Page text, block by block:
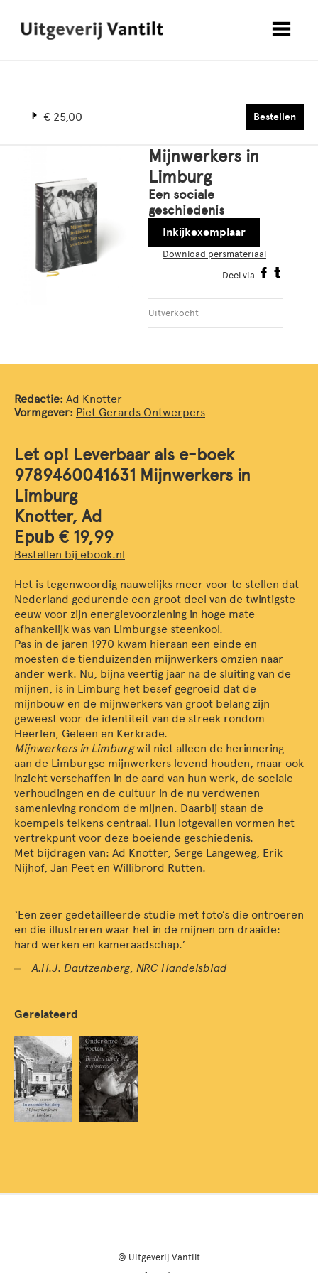
€ 25,00 Bestellen
Mijnwerkers in
Limburg
Een sociale
geschiedenis
Inkijkexemplaar
Download persmateriaal
Deel via
Uitverkocht
Redactie: Ad Knotter
Vormgever: Piet Gerards Ontwerpers
Let op! Leverbaar als e-boek
9789460041631 Mijnwerkers in
Limburg
Knotter, Ad
Epub € 19,99
Bestellen bij ebook.nl
Het is tegenwoordig nauwelijks meer voor te stellen dat
Nederland gedurende een groot deel van de twintigste
eeuw voor zijn energievoorziening in hoge mate
afhankelijk was van Limburgse steenkool.
Pas in de jaren 1970 kwam hieraan een einde en
moesten de tien­duizenden mijnwerkers omzien naar
ander werk. Nu, bijna veertig jaar na de sluiting van de
mijnen, is in Limburg het besef gegroeid dat de
mijnbouw en de mijnwerkers van groot belang zijn
geweest voor de identiteit van de streek rondom
Heerlen, Geleen en Kerkrade.
Mijnwerkers in Limburgwil niet alleen de herinnering
aan de Limburgse mijnwerkers levend houden, maar ook
inzicht verschaffen in de aard van hun werk, de sociale
verhoudingen en de cultuur in de nu verdwenen
samenleving rondom de mijnen. Daarbij staan de
koempels telkens centraal. Hun lotgevallen vormen het
vertrekpunt voor deze boeiende geschiedenis.
Met bijdragen van: Ad Knotter, Serge Langeweg, Erik
Nijhof, Jan Peet en Willibrord Rutten.
‘Een zeer gedetailleerde studie met foto’s die ontroeren
en die illustreren waar het in de mijnen om draaide:
hard werken en kameraadschap.’
A.H.J. Dautzenberg, NRC Handelsblad
Gerelateerd
© Uitgeverij Vantilt